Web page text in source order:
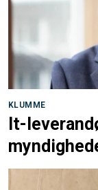
KLUMME
It-